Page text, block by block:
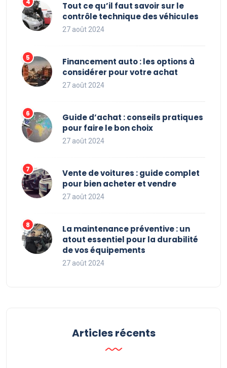
Tout ce qu’il faut savoir sur le
contrôle technique des véhicules
27 août 2024
Financement auto : les options à
considérer pour votre achat
27 août 2024
Guide d’achat : conseils pratiques
pour faire le bon choix
27 août 2024
Vente de voitures : guide complet
pour bien acheter et vendre
27 août 2024
La maintenance préventive : un
atout essentiel pour la durabilité
de vos équipements
27 août 2024
Articles récents